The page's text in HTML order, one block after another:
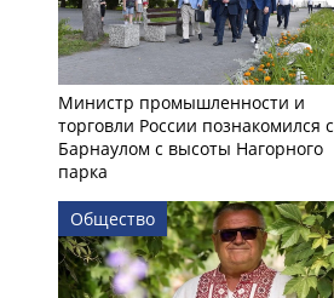
Министр промышленности и
торговли России познакомился с
Барнаулом с высоты Нагорного
парка
Общество